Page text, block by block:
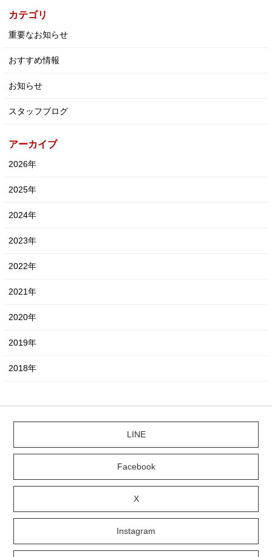
カテゴリ
重要なお知らせ
おすすめ情報
お知らせ
スタッフブログ
アーカイブ
2026年
2025年
2024年
2023年
2022年
2021年
2020年
2019年
2018年
LINE
Facebook
X
Instagram